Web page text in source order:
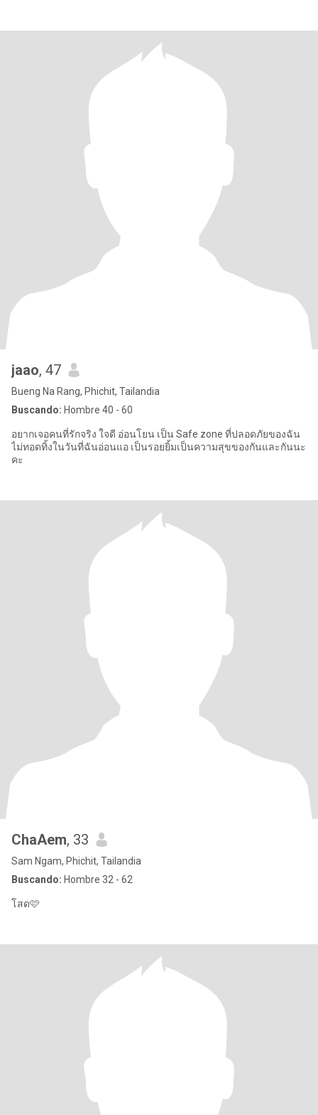
jaao, 47
Bueng Na Rang, Phichit, Tailandia
Buscando: Hombre 40 - 60
อยากเจอคนที่รักจริง ใจดี อ่อนโยน เป็น Safe zone ที่ปลอดภัยของฉัน
ไม่ทอดทิ้งในวันที่ฉันอ่อนแอ เป็นรอยยิ้มเป็นความสุขของกันและกันนะ
คะ
ChaAem, 33
Sam Ngam, Phichit, Tailandia
Buscando: Hombre 32 - 62
โสด🩷